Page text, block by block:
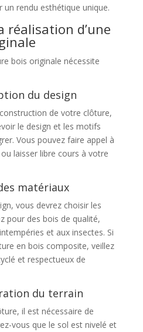
un rendu esthétique unique.
réalisation d’une
bois originale nécessite
du design
de votre clôture,
le design et les motifs
Vous pouvez faire appel à
laisser libre cours à votre
matériaux
vous devrez choisir les
pour des bois de qualité,
et aux insectes. Si
en bois composite, veillez
et respectueux de
du terrain
il est nécessaire de
vous que le sol est nivelé et